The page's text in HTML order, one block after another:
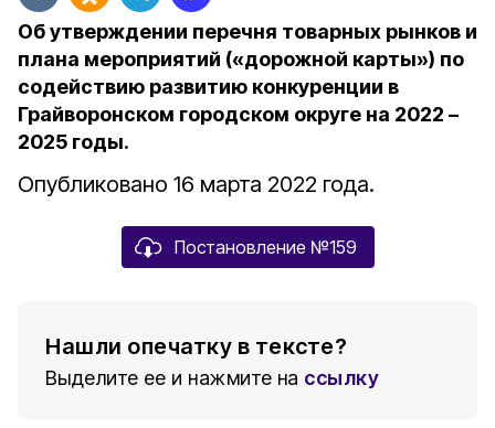
Об утверждении перечня товарных рынков и
плана мероприятий («дорожной карты») по
содействию развитию конкуренции в
Грайворонском городском округе на 2022 –
2025 годы.
Опубликовано 16 марта 2022 года.
Постановление №159
Нашли опечатку в тексте?
Выделите ее и нажмите на ссылку